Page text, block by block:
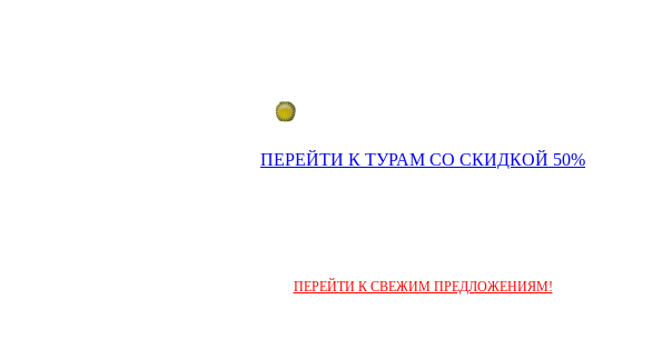
ПЕРЕЙТИ К ТУРАМ СО СКИДКОЙ 50%
ПЕРЕЙТИ К СВЕЖИМ ПРЕДЛОЖЕНИЯМ!